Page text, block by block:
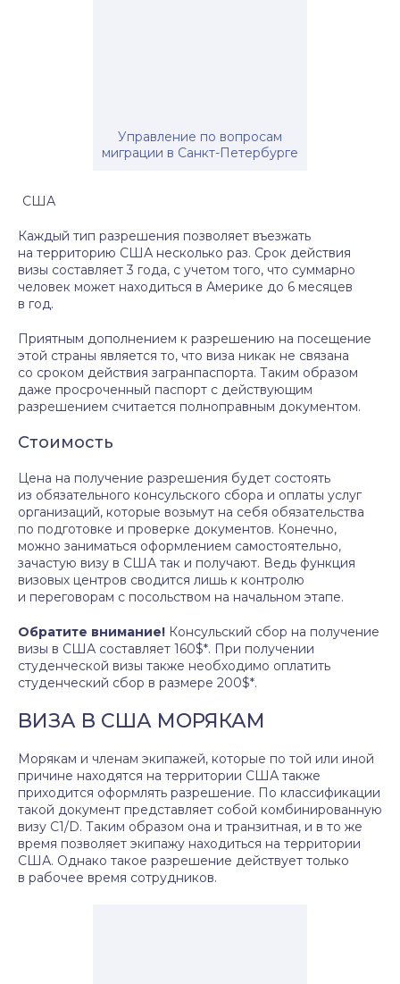
Управление по вопросам
миграции в Санкт-Петербурге
США
Каждый тип разрешения позволяет въезжать
на территорию США несколько раз. Срок действия
визы составляет 3 года, с учетом того, что суммарно
человек может находиться в Америке до 6 месяцев
в год.
Приятным дополнением к разрешению на посещение
этой страны является то, что виза никак не связана
со сроком действия загранпаспорта. Таким образом
даже просроченный паспорт с действующим
разрешением считается полноправным документом.
Стоимость
Цена на получение разрешения будет состоять
из обязательного консульского сбора и оплаты услуг
организаций, которые возьмут на себя обязательства
по подготовке и проверке документов. Конечно,
можно заниматься оформлением самостоятельно,
зачастую визу в США так и получают. Ведь функция
визовых центров сводится лишь к контролю
и переговорам с посольством на начальном этапе.
Обратите внимание! Консульский сбор на получение
визы в США составляет 160$*. При получении
студенческой визы также необходимо оплатить
студенческий сбор в размере 200$*.
ВИЗА В США МОРЯКАМ
Морякам и членам экипажей, которые по той или иной
причине находятся на территории США также
приходится оформлять разрешение. По классификации
такой документ представляет собой комбинированную
визу С1/D. Таким образом она и транзитная, и в то же
время позволяет экипажу находиться на территории
США. Однако такое разрешение действует только
в рабочее время сотрудников.